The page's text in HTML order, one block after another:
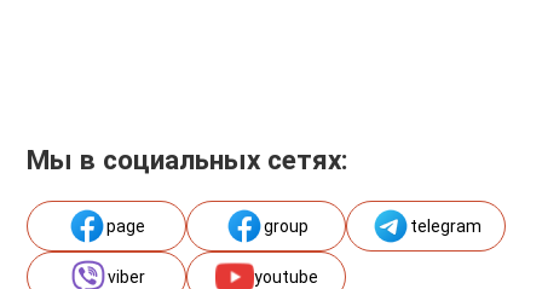
Мы в социальных сетях:
page group telegram
viber youtube